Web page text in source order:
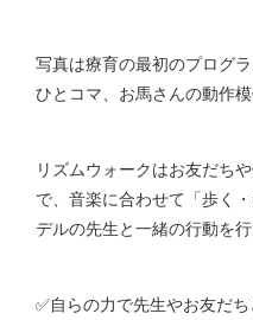
写真は療育の最初のプログ
ひとコマ、お馬さんの動作
リズムウォークはお友だち
で、音楽に合わせて「歩く
デルの先生と一緒の行動を行
✅自らの力で先生やお友だ